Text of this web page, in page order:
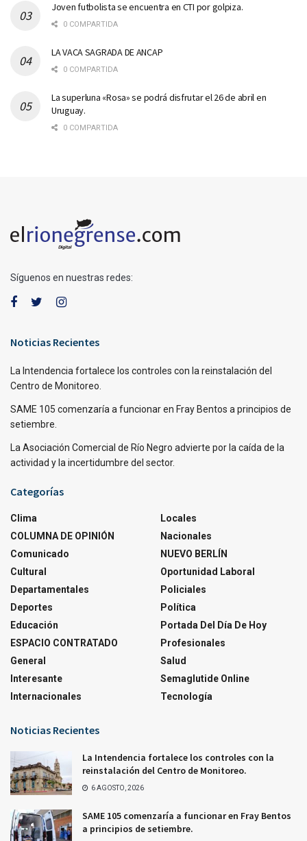
Joven futbolista se encuentra en CTI por golpiza.
0 COMPARTIDA
LA VACA SAGRADA DE ANCAP
0 COMPARTIDA
La superluna «Rosa» se podrá disfrutar el 26 de abril en
Uruguay.
0 COMPARTIDA
Síguenos en nuestras redes:
Noticias Recientes
La Intendencia fortalece los controles con la reinstalación del
Centro de Monitoreo.
SAME 105 comenzaría a funcionar en Fray Bentos a principios de
setiembre.
La Asociación Comercial de Río Negro advierte por la caída de la
actividad y la incertidumbre del sector.
Categorías
Clima
COLUMNA DE OPINIÓN
Comunicado
Cultural
Departamentales
Deportes
Educación
ESPACIO CONTRATADO
General
Interesante
Internacionales
Locales
Nacionales
NUEVO BERLÍN
Oportunidad Laboral
Policiales
Política
Portada Del Día De Hoy
Profesionales
Salud
Semaglutide Online
Tecnología
Noticias Recientes
La Intendencia fortalece los controles con la
reinstalación del Centro de Monitoreo.
6 AGOSTO, 2026
SAME 105 comenzaría a funcionar en Fray Bentos
a principios de setiembre.